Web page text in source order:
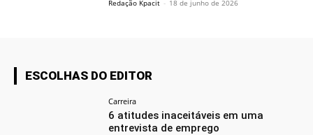
Redação Kpacit - 18 de junho de 2026
ESCOLHAS DO EDITOR
Carreira
6 atitudes inaceitáveis em uma
entrevista de emprego